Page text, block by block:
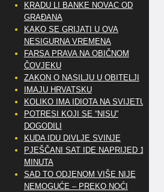
KRADU LI BANKE NOVAC OD
GRAĐANA
KAKO SE GRIJATI U OVA
NESIGURNA VREMENA
FARSA PRAVA NA OBIČNOM
ČOVJEKU
ZAKON O NASILJU U OBITELJI
IMAJU HRVATSKU
KOLIKO IMA IDIOTA NA SVIJETU?
POTRESI KOJI SE “NISU”
DOGODILI
KUDA IDU DIVLJE SVINJE
PJEŠČANI SAT IDE NAPRIJED 10
MINUTA
SAD TO ODJENOM VIŠE NIJE
NEMOGUĆE – PREKO NOĆI